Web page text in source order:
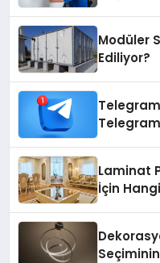
Modüler
Ediliyor?
Laminat
İçin